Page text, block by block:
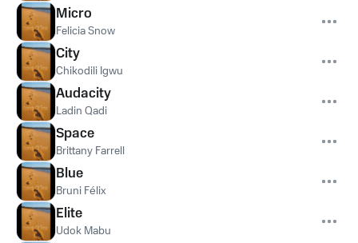
Micro
Felicia Snow
City
Chikodili Igwu
Audacity
Ladin Qadi
Space
Brittany Farrell
Blue
Bruni Félix
Elite
Udok Mabu